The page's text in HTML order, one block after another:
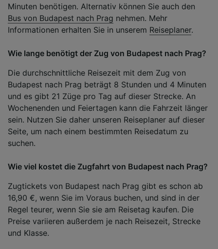
Minuten benötigen. Alternativ können Sie auch den
Bus von Budapest nach Prag nehmen. Mehr
Informationen erhalten Sie in unserem Reiseplaner.
Wie lange benötigt der Zug von Budapest nach Prag?
Die durchschnittliche Reisezeit mit dem Zug von
Budapest nach Prag beträgt 8 Stunden und 4 Minuten
und es gibt 21 Züge pro Tag auf dieser Strecke. An
Wochenenden und Feiertagen kann die Fahrzeit länger
sein. Nutzen Sie daher unseren Reiseplaner auf dieser
Seite, um nach einem bestimmten Reisedatum zu
suchen.
Wie viel kostet die Zugfahrt von Budapest nach Prag?
Zugtickets von Budapest nach Prag gibt es schon ab
16,90 €, wenn Sie im Voraus buchen, und sind in der
Regel teurer, wenn Sie sie am Reisetag kaufen. Die
Preise variieren außerdem je nach Reisezeit, Strecke
und Klasse.